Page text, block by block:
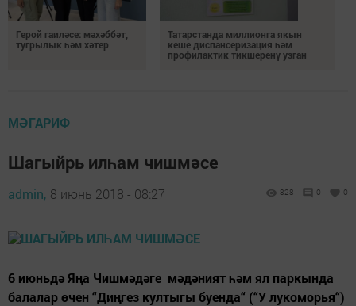
Герой гаиләсе: мәхәббәт,
тугрылык һәм хәтер
Татарстанда миллионга якын
кеше диспансеризация һәм
профилактик тикшеренү узган
МӘГАРИФ
Шагыйрь илһам чишмәсе
admin, 8 июнь 2018 - 08:27 828 0 0
6 июньдә Яңа Чишмәдәге мәдәният һәм ял паркында
балалар өчен “Диңгез култыгы буенда“ (“У лукоморья“)